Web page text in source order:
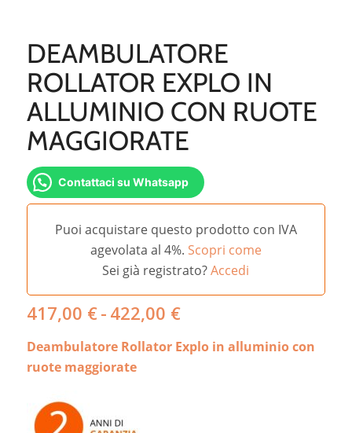
DEAMBULATORE
ROLLATOR EXPLO IN
ALLUMINIO CON RUOTE
MAGGIORATE
Contattaci su Whatsapp
Puoi acquistare questo prodotto con IVA
agevolata al 4%. Scopri come
Sei già registrato?Accedi
417,00 €- 422,00 €Fascia
prezzo:
Deambulatore Rollator Explo in alluminio con
ruote maggiorate